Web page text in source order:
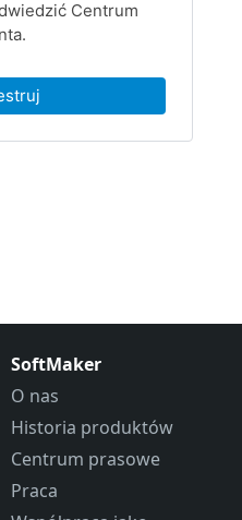
SoftMaker
O nas
Historia produktów
Centrum prasowe
Praca